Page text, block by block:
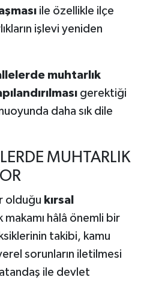
ile özellikle ilçe
işlevi yeniden
muhtarlık
gerektiği
daha sık dile
MUHTARLIK
olduğu kırsal
makamı hâlâ önemli bir
takibi, kamu
sorunların iletilmesi
ile devlet